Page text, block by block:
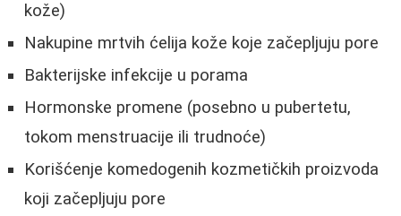
kože)
Nakupine mrtvih ćelija kože koje začepljuju pore
Bakterijske infekcije u porama
Hormonske promene (posebno u pubertetu,
tokom menstruacije ili trudnoće)
Korišćenje komedogenih kozmetičkih proizvoda
koji začepljuju pore